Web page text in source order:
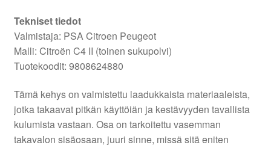
Tekniset tiedot
Valmistaja: PSA Citroen Peugeot
Malli: Citroën C4 II (toinen sukupolvi)
Tuotekoodit: 9808624880
Tämä kehys on valmistettu laadukkaista materiaaleista,
jotka takaavat pitkän käyttöiän ja kestävyyden tavallista
kulumista vastaan. Osa on tarkoitettu vasemman
takavalon sisäosaan, juuri sinne, missä sitä eniten